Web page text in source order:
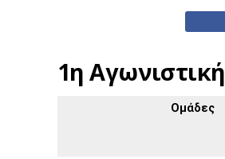
1η Αγωνιστική
Ομάδες